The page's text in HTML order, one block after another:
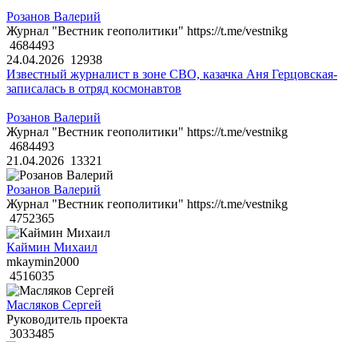
Розанов Валерий
Журнал "Вестник геополитики" https://t.me/vestnikg
4684493
24.04.2026 12938
Известный журналист в зоне СВО, казачка Аня Герцовская-
записалась в отряд космонавтов
Розанов Валерий
Журнал "Вестник геополитики" https://t.me/vestnikg
4684493
21.04.2026 13321
Розанов Валерий
Журнал "Вестник геополитики" https://t.me/vestnikg
4752365
Каймин Михаил
mkaymin2000
4516035
Масляков Сергей
Руководитель проекта
3033485